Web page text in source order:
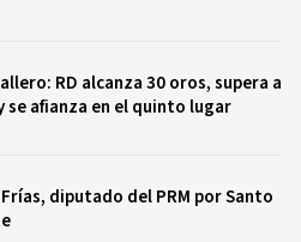
RD alcanza 30 oros, supera a
se afianza en el quinto lugar
diputado del PRM por Santo